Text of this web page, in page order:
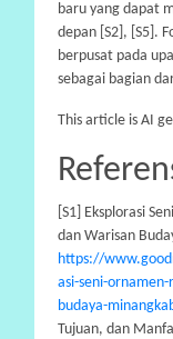
baru yang dapat
depan [S2], [S5].
berpusat pada
sebagai bagian
This article is AI
[S1] Eksplorasi
dan Warisan
https://
asi-seni-
budaya-
Tujuan, dan